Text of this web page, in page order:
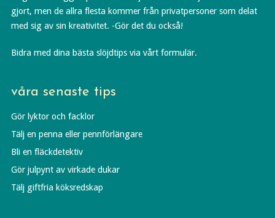
gjort, men de allra flesta kommer från privatpersoner som delat
med sig av sin kreativitet. -Gör det du också!
Bidra med dina bästa slöjdtips via vårt formulär.
våra senaste tips
Gör lyktor och facklor
Tälj en penna eller pennförlängare
Bli en fläckdetektiv
Gör julpynt av virkade dukar
Tälj giftfria köksredskap